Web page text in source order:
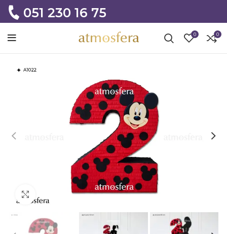
051 230 16 75
0 0
Click to enlarge